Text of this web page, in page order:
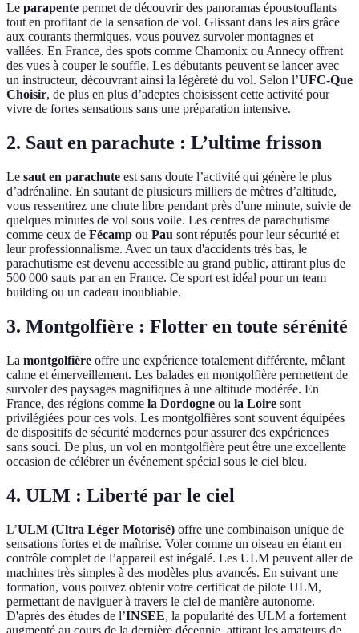
Le parapente permet de découvrir des panoramas époustouflants
tout en profitant de la sensation de vol. Glissant dans les airs grâce
aux courants thermiques, vous pouvez survoler montagnes et
vallées. En France, des spots comme Chamonix ou Annecy offrent
des vues à couper le souffle. Les débutants peuvent se lancer avec
un instructeur, découvrant ainsi la légèreté du vol. Selon l’UFC-Que
Choisir, de plus en plus d’adeptes choisissent cette activité pour
vivre de fortes sensations sans une préparation intensive.
2. Saut en parachute : L’ultime frisson
Le saut en parachute est sans doute l’activité qui génère le plus
d’adrénaline. En sautant de plusieurs milliers de mètres d’altitude,
vous ressentirez une chute libre pendant près d'une minute, suivie de
quelques minutes de vol sous voile. Les centres de parachutisme
comme ceux de Fécamp ou Pau sont réputés pour leur sécurité et
leur professionnalisme. Avec un taux d'accidents très bas, le
parachutisme est devenu accessible au grand public, attirant plus de
500 000 sauts par an en France. Ce sport est idéal pour un team
building ou un cadeau inoubliable.
3. Montgolfière : Flotter en toute sérénité
La montgolfière offre une expérience totalement différente, mêlant
calme et émerveillement. Les balades en montgolfière permettent de
survoler des paysages magnifiques à une altitude modérée. En
France, des régions comme la Dordogne ou la Loire sont
privilégiées pour ces vols. Les montgolfières sont souvent équipées
de dispositifs de sécurité modernes pour assurer des expériences
sans souci. De plus, un vol en montgolfière peut être une excellente
occasion de célébrer un événement spécial sous le ciel bleu.
4. ULM : Liberté par le ciel
L’ULM (Ultra Léger Motorisé) offre une combinaison unique de
sensations fortes et de maîtrise. Voler comme un oiseau en étant en
contrôle complet de l’appareil est inégalé. Les ULM peuvent aller de
machines très simples à des modèles plus avancés. En suivant une
formation, vous pouvez obtenir votre certificat de pilote ULM,
permettant de naviguer à travers le ciel de manière autonome.
D'après des études de l’INSEE, la popularité des ULM a fortement
augmenté au cours de la dernière décennie, attirant les amateurs de